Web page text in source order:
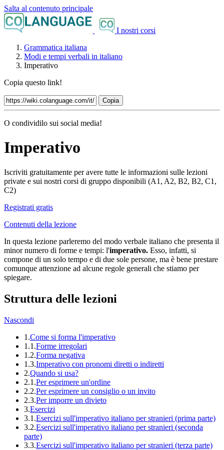
Salta al contenuto principale
I nostri corsi
Grammatica italiana
Modi e tempi verbali in italiano
Imperativo
Copia questo link!
Copia
O condividilo sui social media!
Imperativo
Iscriviti gratuitamente per avere tutte le informazioni sulle lezioni
private e sui nostri corsi di gruppo disponibili (A1, A2, B2, B2, C1,
C2)
Registrati gratis
Contenuti della lezione
In questa lezione parleremo del modo verbale italiano che presenta il
minor numero di forme e tempi: l'imperativo. Esso, infatti, si
compone di un solo tempo e di due sole persone, ma è bene prestare
comunque attenzione ad alcune regole generali che stiamo per
spiegare.
Struttura delle lezioni
Nascondi
1.Come si forma l'imperativo
1.1.Forme irregolari
1.2.Forma negativa
1.3.Imperativo con pronomi diretti o indiretti
2.Quando si usa?
2.1.Per esprimere un'ordine
2.2.Per esprimere un consiglio​ o un invito
2.3.Per imporre un divieto
3.Esercizi
3.1.Esercizi sull'imperativo italiano per stranieri (prima parte)
3.2.Esercizi sull'imperativo italiano per stranieri (seconda
parte)
3.3.Esercizi sull'imperativo italiano per stranieri (terza parte)